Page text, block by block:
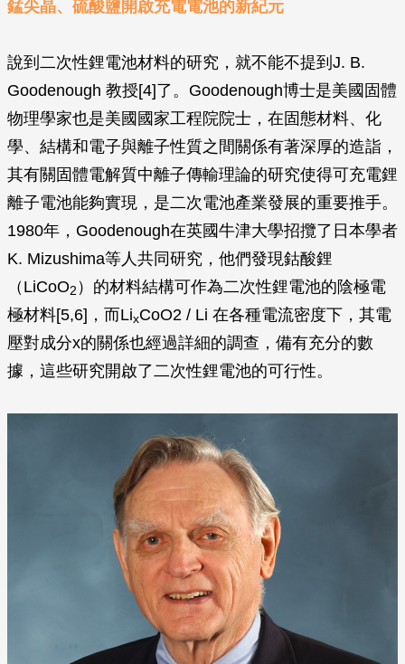
錳尖晶、硫酸鹽開啟充電電池的新紀元
說到二次性鋰電池材料的研究，就不能不提到J. B.
Goodenough 教授[4]了。Goodenough博士是美國固體
物理學家也是美國國家工程院院士，在固態材料、化
學、結構和電子與離子性質之間關係有著深厚的造詣，
其有關固體電解質中離子傳輸理論的研究使得可充電鋰
離子電池能夠實現，是二次電池產業發展的重要推手。
1980年，Goodenough在英國牛津大學招攬了日本學者
K. Mizushima等人共同研究，他們發現鈷酸鋰
（LiCoO2 ）的材料結構可作為二次性鋰電池的陰極電
極材料[5,6]，而LixCoO2 / Li 在各種電流密度下，其電
壓對成分x的關係也經過詳細的調查，備有充分的數
據，這些研究開啟了二次性鋰電池的可行性。